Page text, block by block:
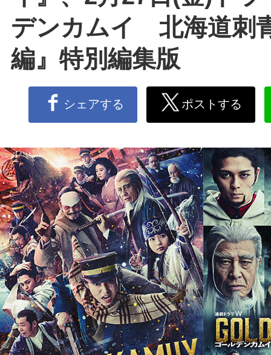
デンカムイ 北海道刺
編』特別編集版
シェアする ポストする